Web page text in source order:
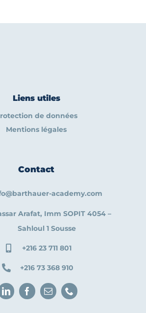
Liens utiles
de données
Mentions légales
Contact
academy.com
Arafat, Imm SOPIT 4054 –
Sahloul 1 Sousse
+216 23 711 801
+216 73 368 910